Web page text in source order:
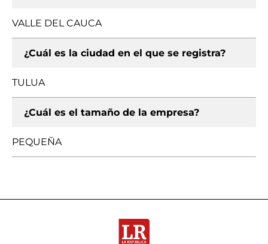
VALLE DEL CAUCA
¿Cuál es la ciudad en el que se registra?
TULUA
¿Cuál es el tamaño de la empresa?
PEQUEÑA